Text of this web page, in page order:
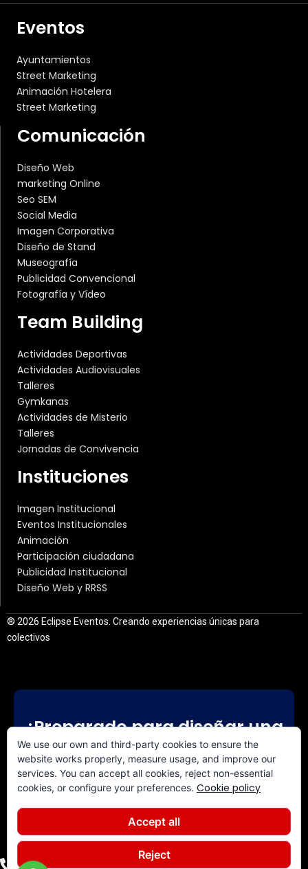
Eventos
Ayuntamientos
Street Marketing
Animación Hotelera
Street Marketing
Comunicación
Diseño Web
marketing Online
Seo SEM
Social Media
Imagen Corporativa
Diseño de Stand
Museografía
Publicidad Convencional
Fotografía y Vídeo
Team Building
Actividades Deportivas
Actividades Audiovisuales
Talleres
Gymkanas
Actividades de Misterio
Talleres
Jornadas de Convivencia
Instituciones
Imagen Institucional
Eventos Institucionales
Animación
Participación ciudadana
Publicidad Institucional
Diseño Web y RRSS
® 2026 Eclipse Eventos. Creando experiencias únicas para
colectivos
¿Preparado para diseñar una
experiencia a medida?
CONTACTA CON NOSOTROS
+34 640 844 308
We use our own and third-party cookies to ensure the
website works properly, measure usage, and improve our
services. You can accept all cookies, reject non-essential
cookies, or configure your preferences. Cookie policy
Accept all
Reject